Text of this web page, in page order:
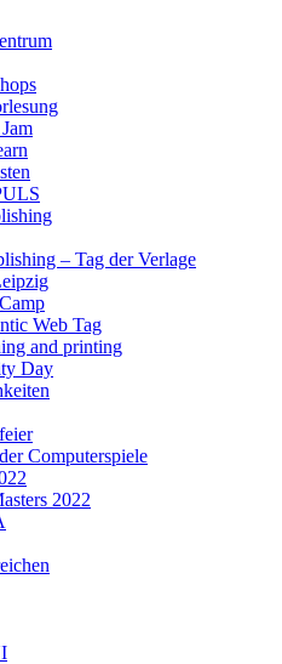
– Tag der Verlage
Web Tag
and printing
Day
Computerspiele
2022